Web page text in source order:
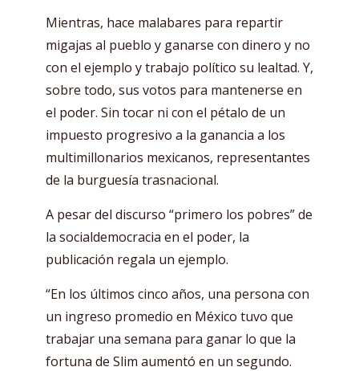
Mientras, hace malabares para repartir
migajas al pueblo y ganarse con dinero y no
con el ejemplo y trabajo político su lealtad. Y,
sobre todo, sus votos para mantenerse en
el poder. Sin tocar ni con el pétalo de un
impuesto progresivo a la ganancia a los
multimillonarios mexicanos, representantes
de la burguesía trasnacional.
A pesar del discurso “primero los pobres” de
la socialdemocracia en el poder, la
publicación regala un ejemplo.
“En los últimos cinco años, una persona con
un ingreso promedio en México tuvo que
trabajar una semana para ganar lo que la
fortuna de Slim aumentó en un segundo.